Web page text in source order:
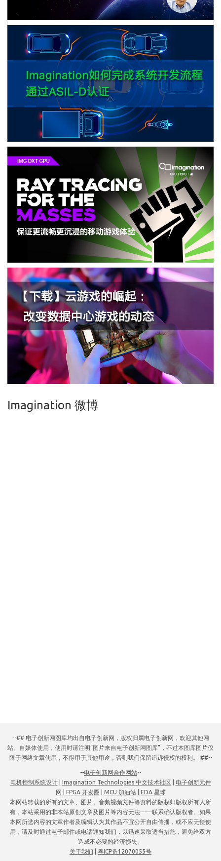
Imagination 微博
--## 电子创新网图库均出自电子创新网，版权归属电子创新网，欢迎其他网
站、自媒体使用，使用时请注明“图片来自电子创新网图库”，不过本图库图片仅
限于网络文章使用，不得用于其他用途，否则我们保留追诉侵权的权利。 ##--
--电子创新网合作网站--
电机控制系统设计| Imagination Technologies 中文技术社区
电子创新元件
网
FPGA 开发圈 MCU 加油站| EDA 星球
本网站转载的所有的文章、图片、音频视频文件等资料的版权归版权所有人所
有，本站采用的非本站原创文章及图片等内容无法一一联系确认版权者。如果
本网所选内容的文章作者及编辑认为其作品不宜公开自由传播，或不应无偿使
用，请及时通过电子邮件或电话通知我们，以迅速采取适当措施，避免给双方
造成不必要的经济损失。
关于我们
粤ICP备12070055号